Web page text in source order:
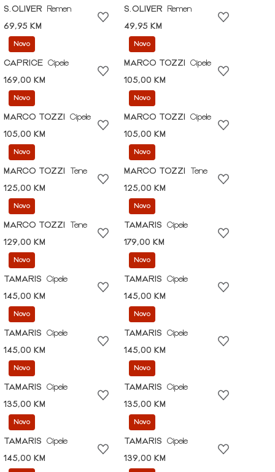
S.OLIVER
Remen
69,95 KM
S.OLIVER
Remen
49,95 KM
Novo
CAPRICE Cipele
169,00 KM
Novo
MARCO TOZZI
Cipele
105,00 KM
Novo
MARCO TOZZI
Cipele
105,00 KM
Novo
MARCO TOZZI
Cipele
105,00 KM
Novo
MARCO TOZZI
Tene
125,00 KM
Novo
MARCO TOZZI
Tene
125,00 KM
Novo
MARCO TOZZI
Tene
129,00 KM
Novo
TAMARIS
Cipele
179,00 KM
Novo
TAMARIS
Cipele
145,00 KM
Novo
TAMARIS
Cipele
145,00 KM
Novo
TAMARIS
Cipele
145,00 KM
Novo
TAMARIS
Cipele
145,00 KM
Novo
TAMARIS
Cipele
135,00 KM
Novo
TAMARIS
Cipele
135,00 KM
Novo
TAMARIS
Cipele
145,00 KM
Novo
TAMARIS
Cipele
139,00 KM